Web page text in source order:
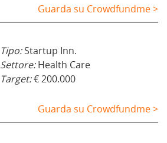
Guarda su Crowdfundme >
Tipo:Startup Inn.
Settore:Health Care
Target:€ 200.000
Guarda su Crowdfundme >